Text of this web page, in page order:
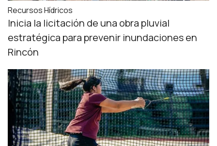
Recursos Hídricos
Inicia la licitación de una obra pluvial
estratégica para prevenir inundaciones en
Rincón